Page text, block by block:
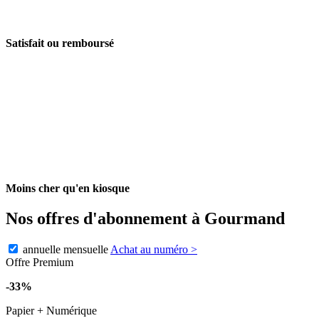
Satisfait ou remboursé
Moins cher qu'en kiosque
Nos offres d'abonnement à Gourmand
annuelle mensuelleAchat au numéro >
Offre Premium
-33%
Papier + Numérique